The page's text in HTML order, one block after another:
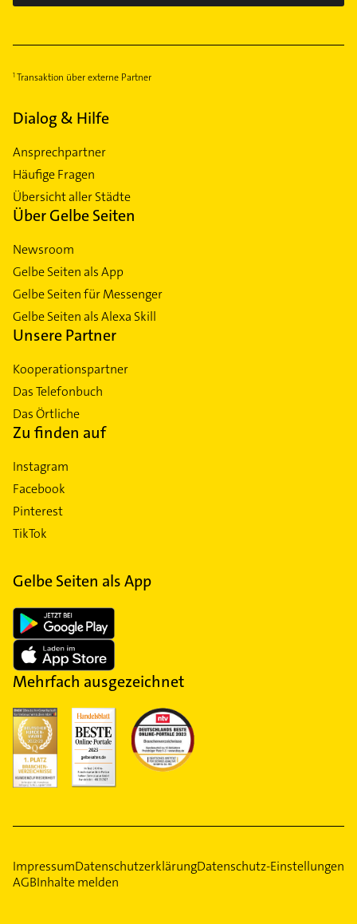
Transaktion über externe Partner
Dialog & Hilfe
Ansprechpartner
Häufige Fragen
Übersicht aller Städte
Über Gelbe Seiten
Newsroom
Gelbe Seiten als App
Gelbe Seiten für Messenger
Gelbe Seiten als Alexa Skill
Unsere Partner
Kooperationspartner
Das Telefonbuch
Das Örtliche
Zu finden auf
Instagram
Facebook
Pinterest
TikTok
Gelbe Seiten als App
Mehrfach ausgezeichnet
ImpressumDatenschutzerklärungDatenschutz-Einstellungen
AGBInhalte melden